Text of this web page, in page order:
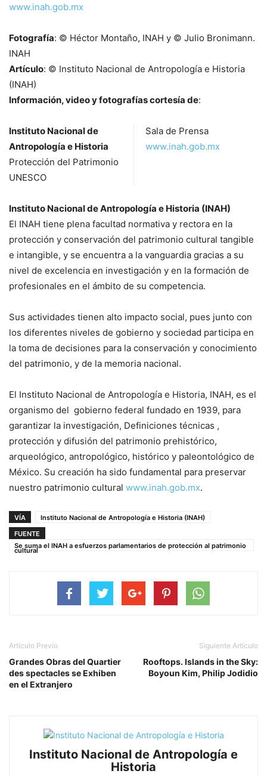
www.inah.gob.mx
Fotografía: © Héctor Montaño, INAH y © Julio Bronimann.
INAH
Artículo: © Instituto Nacional de Antropología e Historia
(INAH)
Información, video y fotografías cortesía de:
Instituto Nacional de
Antropología e Historia
Protección del Patrimonio
UNESCO
Sala de Prensa
www.inah.gob.mx
Instituto Nacional de Antropología e Historia (INAH)
El INAH tiene plena facultad normativa y rectora en la
protección y conservación del patrimonio cultural tangible
e intangible, y se encuentra a la vanguardia gracias a su
nivel de excelencia en investigación y en la formación de
profesionales en el ámbito de su competencia.
Sus actividades tienen alto impacto social, pues junto con
los diferentes niveles de gobierno y sociedad participa en
la toma de decisiones para la conservación y conocimiento
del patrimonio, y de la memoria nacional.
El Instituto Nacional de Antropología e Historia, INAH, es el
organismo del gobierno federal fundado en 1939, para
garantizar la investigación, Definiciones técnicas ,
protección y difusión del patrimonio prehistórico,
arqueológico, antropológico, histórico y paleontológico de
México. Su creación ha sido fundamental para preservar
nuestro patrimonio cultural www.inah.gob.mx.
VÍA
Instituto Nacional de Antropología e Historia (INAH)
FUENTE
Se suma el INAH a esfuerzos parlamentarios de protección al patrimonio
cultural
Artículo Previo
Grandes Obras del Quartier
des spectacles se Exhiben
en el Extranjero
Siguiente Artículo
Rooftops. Islands in the Sky:
Boyoun Kim, Philip Jodidio
Instituto Nacional de Antropología e
Historia